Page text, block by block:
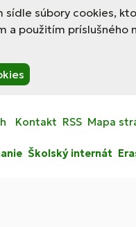
súbory cookies,
a použitím príslušného
Kontakt RSS Mapa
Školský internát